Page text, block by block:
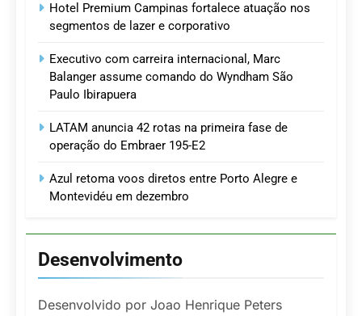
Hotel Premium Campinas fortalece atuação nos
segmentos de lazer e corporativo
Executivo com carreira internacional, Marc
Balanger assume comando do Wyndham São
Paulo Ibirapuera
LATAM anuncia 42 rotas na primeira fase de
operação do Embraer 195-E2
Azul retoma voos diretos entre Porto Alegre e
Montevidéu em dezembro
Desenvolvimento
Desenvolvido por Joao Henrique Peters